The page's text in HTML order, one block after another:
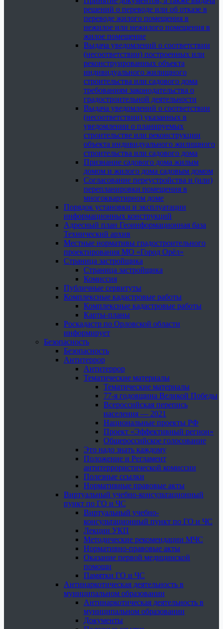
решений о переводе или об отказе в
переводе жилого помещения в
нежилое или нежилого помещения в
жилое помещение
Выдача уведомлений о соответствии
(несоответствии) построенных или
реконструированных объекта
индивидуального жилищного
строительства или садового дома
требованиям законодательства о
градостроительной деятельности
Выдача уведомлений о соответствии
(несоответствии) указанных в
уведомлении о планируемых
строительстве или реконструкции
объекта индивидуального жилищного
строительства или садового дома
Признание садового дома жилым
домом и жилого дома садовым домом
Согласование переустройства и (или)
перепланировки помещения в
многоквартирном доме
Порядок установки и эксплуатации
информационных конструкций
Адресный план Геоинформационная база
Технический архив
Местные нормативы градостроительного
проектирования МО «Город Орёл»
Страница застройщика
Страница застройщика
Комиссия
Публичные сервитуты
Комплексные кадастровые работы
Комплексные кадастровые работы
Карты-планы
Роскадастр по Орловской области
информирует
Безопасность
Безопасность
Антитеррор
Антитеррор
Тематические материалы
Тематические материалы
77-я годовщина Великой Победы
Всероссийская перепись
населения — 2021
Национальные проекты РФ
Проект «Эффективный регион»
Общероссийское голосование
Это надо знать каждому
Положение и Регламент
антитеррористической комиссии
Полезные ссылки
Нормативные правовые акты
Виртуальный учебно-консультационный
пункт по ГО и ЧС
Виртуальный учебно-
консультационный пункт по ГО и ЧС
Лекции УКП
Методические рекомендации МЧС
Нормативно-правовые акты
Оказание первой медицинской
помощи
Памятки ГО и ЧС
Антинаркотическая деятельность в
муниципальном образовании
Антинаркотическая деятельность в
муниципальном образовании
Документы